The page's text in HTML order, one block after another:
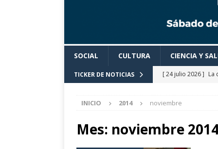
SOCIAL CULTURA CIENCIA Y
TICKER DE NOTICIAS [ 24 julio 2026 ] La
[ 24 julio 2026 ]
[ 24 julio 2026 ]
El
INICIO 2014 noviembre
Mes: noviembre